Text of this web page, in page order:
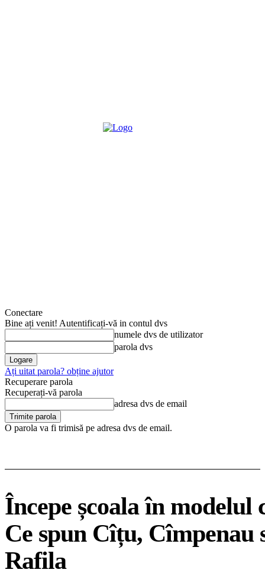
Conectare
Bine ați venit! Autentificați-vă in contul dvs
numele dvs de utilizator
parola dvs
Ați uitat parola? obține ajutor
Recuperare parola
Recuperați-vă parola
adresa dvs de email
O parola va fi trimisă pe adresa dvs de email.
Începe școala în modelul
Ce spun Cîțu, Cîmpenau
Rafila